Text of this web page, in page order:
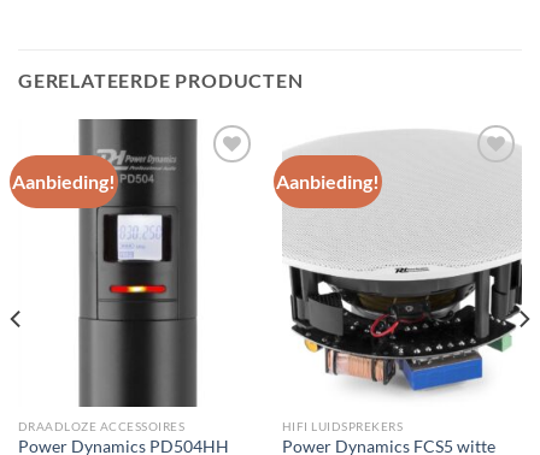
GERELATEERDE PRODUCTEN
Aanbieding!
DRAADLOZE ACCESSOIRES
Power Dynamics PD504HH
Aanbieding!
Toevoegen
aan
wenslijst
HIFI LUIDSPREKERS
Power Dynamics FCS5 witte